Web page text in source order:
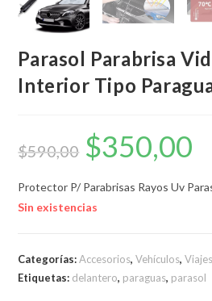
Parasol Parabrisa
Interior Tipo
$590,00
El
precio
original
$590,00.
$350,00
Protector P/ Parabrisas Rayos Uv
Sin existencias
Categorías:Accesorios,Vehículos,
Etiquetas: delantero, paraguas, parasol